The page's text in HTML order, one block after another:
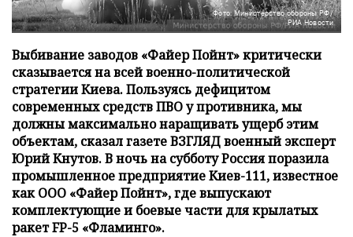
Фото: Министерство обороны РФ/
РИА Новости
Выбивание заводов «Файер Пойнт» критически
сказывается на всей военно-политической
стратегии Киева. Пользуясь дефицитом
современных средств ПВО у противника, мы
должны максимально наращивать ущерб этим
объектам, сказал газете ВЗГЛЯД военный эксперт
Юрий Кнутов. В ночь на субботу Россия поразила
промышленное предприятие Киев-111, известное
как ООО «Файер Пойнт», где выпускают
комплектующие и боевые части для крылатых
ракет FP-5 «Фламинго».